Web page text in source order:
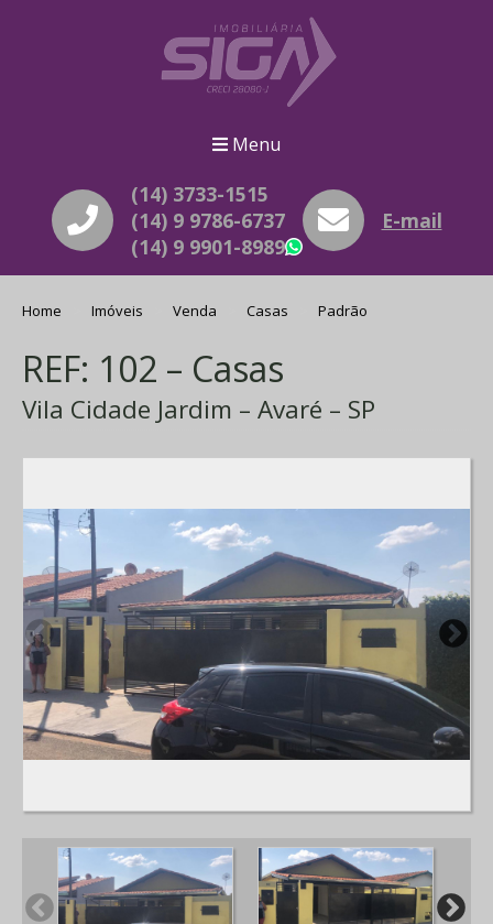
Menu
(14) 3733-1515
(14) 9 9786-6737
(14) 9 9901-8989
WhatsApp
E-mail
Home Imóveis Venda Casas Padrão
REF: 102 – Casas
Vila Cidade Jardim – Avaré – SP